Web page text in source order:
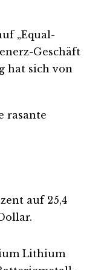
„Equal-
Geschäft
hat sich von
rasante
auf 25,4
Lithium